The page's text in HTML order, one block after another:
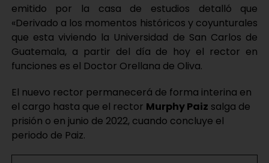
emitido por la casa de estudios detalló que
«Derivado a los momentos históricos y coyunturales
que esta viviendo la Universidad de San Carlos de
Guatemala, a partir del día de hoy el rector en
funciones es el Doctor Orellana de Oliva.
El nuevo rector permanecerá de forma interina en
el cargo hasta que el rector Murphy Paiz salga de
prisión o en junio de 2022, cuando concluye el
periodo de Paiz.